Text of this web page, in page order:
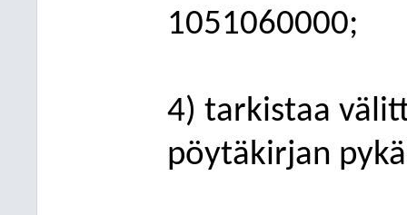
1051060000;
4) tarkistaa
pöytäkirjan